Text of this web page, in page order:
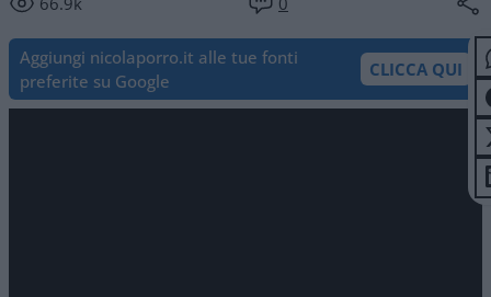
Aggiungi nicolaporro.it alle tue fonti
preferite su Google
CLICCA QUI